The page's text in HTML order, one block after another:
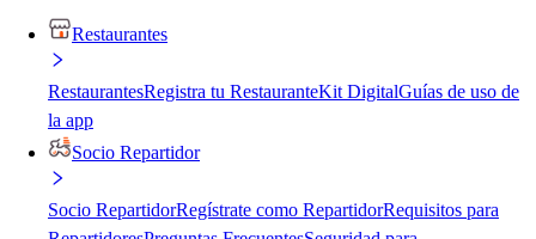
Restaurantes
RestaurantesRegistra tu RestauranteKit DigitalGuías de uso de
la app
Socio Repartidor
Socio RepartidorRegístrate como RepartidorRequisitos para